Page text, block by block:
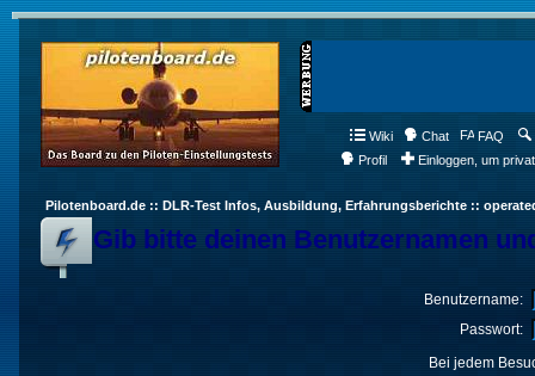
Wiki Chat FAQ
Profil
Einloggen, um
Pilotenboard.de :: DLR-Test Infos, Ausbildung, Erfahrungsberichte ::
Gib bitte deinen Benutzernamen
Benutzername:
Passwort:
Bei jedem